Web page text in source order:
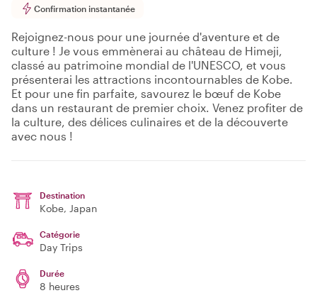
Confirmation instantanée
Rejoignez-nous pour une journée d'aventure et de
culture ! Je vous emmènerai au château de Himeji,
classé au patrimoine mondial de l'UNESCO, et vous
présenterai les attractions incontournables de Kobe.
Et pour une fin parfaite, savourez le bœuf de Kobe
dans un restaurant de premier choix. Venez profiter de
la culture, des délices culinaires et de la découverte
avec nous !
Destination
Kobe, Japan
Catégorie
Day Trips
Durée
8 heures